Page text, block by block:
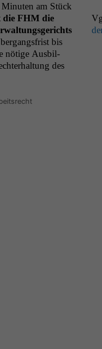
am Stück
die FHMdie
bis
nötige Aus­bil­
des